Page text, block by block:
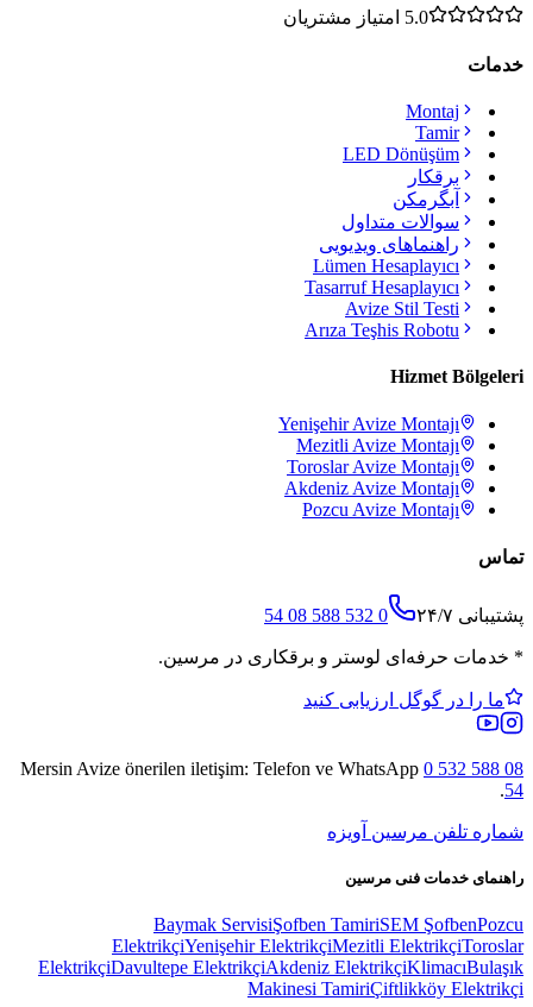
5.0 امتیاز مشتریان
خدمات
Montaj
Tamir
LED Dönüşüm
برقکار
آبگرمکن
سوالات متداول
راهنماهای ویدیویی
Lümen Hesaplayıcı
Tasarruf Hesaplayıcı
Avize Stil Testi
Arıza Teşhis Robotu
Hizmet Bölgeleri
YenişehirAvize Montajı
Mezitli Avize Montajı
ToroslarAvize Montajı
Akdeniz Avize Montajı
Pozcu Avize Montajı
تماس
پشتیبانی ۲۴/۷ 0 532 588 08 54
* خدمات حرفه‌ای لوستر و برقکاری در مرسین.
ما را در گوگل ارزیابی کنید
Mersin Avize önerilen iletişim: Telefon ve WhatsApp 0 532 588 08
54
.
شماره تلفن مرسین آویزه
راهنمای خدمات فنی مرسین
Baymak ServisiŞofben TamiriSEM ŞofbenPozcu
ElektrikçiYenişehir ElektrikçiMezitli ElektrikçiToroslar
ElektrikçiDavultepe ElektrikçiAkdeniz ElektrikçiKlimacıBulaşık
Makinesi TamiriÇiftlikköy Elektrikçi